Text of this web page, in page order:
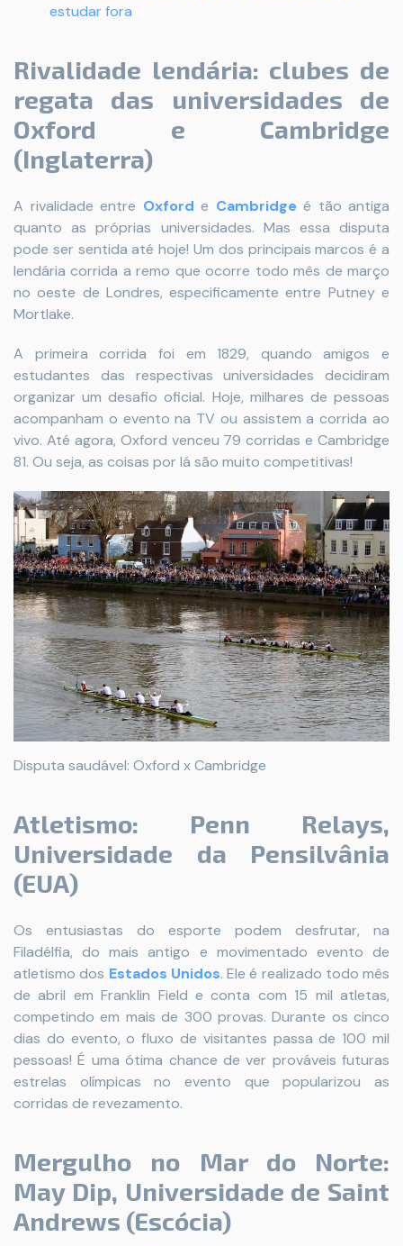
estudar fora
Rivalidade lendária: clubes de
regata das universidades de
Oxford e Cambridge
(Inglaterra)
A rivalidade entre Oxford e Cambridgeé tão antiga
quanto as próprias universidades. Mas essa disputa
pode ser sentida até hoje! Um dos principais marcos é a
lendária corrida a remo que ocorre todo mês de março
no oeste de Londres, especificamente entre Putney e
Mortlake.
A primeira corrida foi em 1829, quando amigos e
estudantes das respectivas universidades decidiram
organizar um desafio oficial. Hoje, milhares de pessoas
acompanham o evento na TV ou assistem a corrida ao
vivo. Até agora, Oxford venceu 79 corridas e Cambridge
81. Ou seja, as coisas por lá são muito competitivas!
Disputa saudável: Oxford x Cambridge
Atletismo: Penn Relays,
Universidade da Pensilvânia
(EUA)
Os entusiastas do esporte podem desfrutar, na
Filadélfia, do mais antigo e movimentado evento de
atletismo dos Estados Unidos. Ele é realizado todo mês
de abril em Franklin Field e conta com 15 mil atletas,
competindo em mais de 300 provas. Durante os cinco
dias do evento, o fluxo de visitantes passa de 100 mil
pessoas! É uma ótima chance de ver prováveis futuras
estrelas olímpicas no evento que popularizou as
corridas de revezamento.
Mergulho no Mar do Norte:
May Dip, Universidade de Saint
Andrews (Escócia)